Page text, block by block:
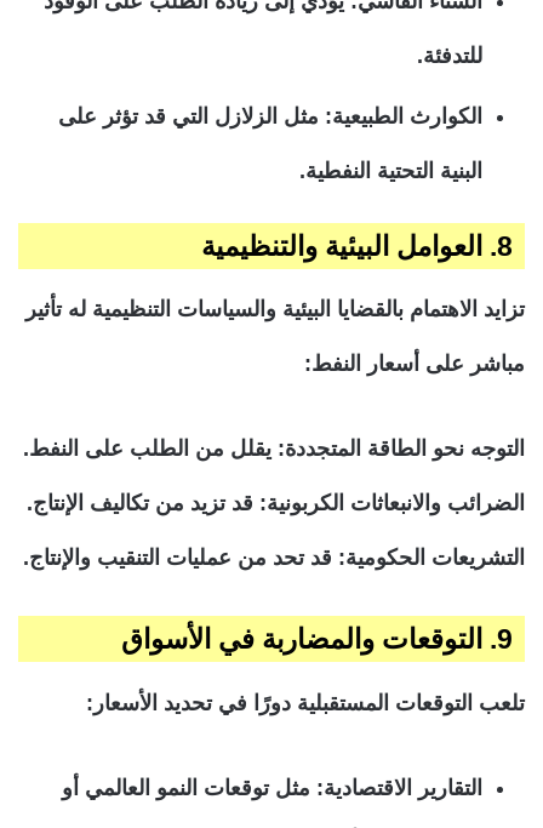
للتدفئة.
الكوارث الطبيعية: مثل الزلازل التي قد تؤثر على
البنية التحتية النفطية.
8. العوامل البيئية والتنظيمية
تزايد الاهتمام بالقضايا البيئية والسياسات التنظيمية له تأثير
مباشر على أسعار النفط:
التوجه نحو الطاقة المتجددة: يقلل من الطلب على النفط.
الضرائب والانبعاثات الكربونية: قد تزيد من تكاليف الإنتاج.
التشريعات الحكومية: قد تحد من عمليات التنقيب والإنتاج.
9. التوقعات والمضاربة في الأسواق
تلعب التوقعات المستقبلية دورًا في تحديد الأسعار:
التقارير الاقتصادية: مثل توقعات النمو العالمي أو